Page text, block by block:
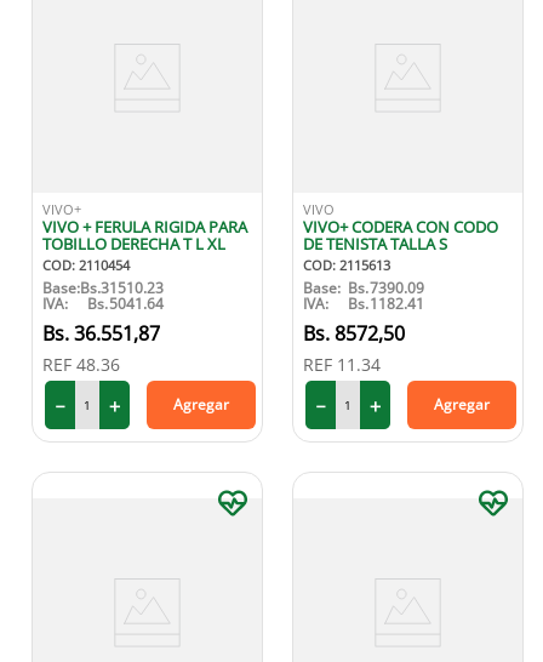
VIVO+
VIVO + FERULA RIGIDA PARA
TOBILLO DERECHA T L XL
COD: 2110454
Base:Bs.31510.23
IVA: Bs.5041.64
36.551,87
REF 48.36
＋
－ Agregar
VIVO
VIVO+ CODERA CON CODO
DE TENISTA TALLA S
COD: 2115613
Base: Bs.7390.09
IVA: Bs.1182.41
8572,50
REF 11.34
＋
－ Agregar